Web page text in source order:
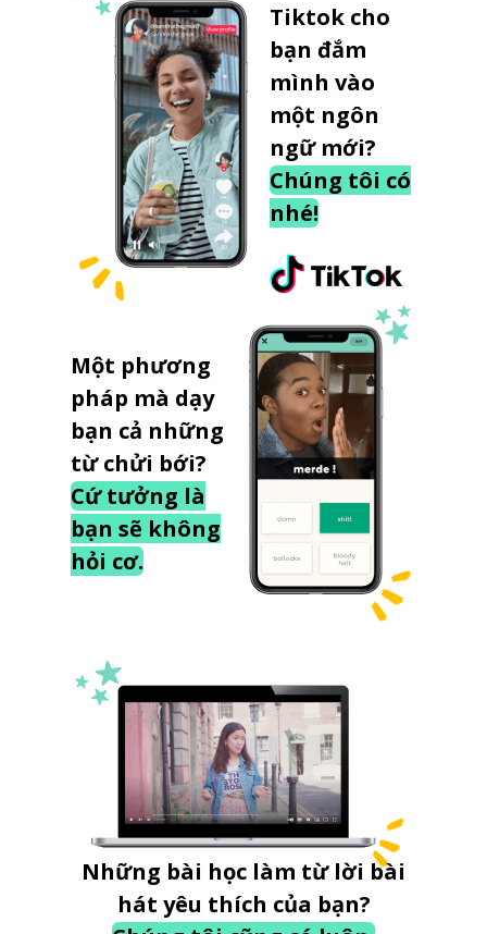
Tiktok cho
bạn đắm
mình vào
một ngôn
ngữ mới?
Chúng tôi có
nhé!
Một phương
pháp mà dạy
bạn cả những
từ chửi bới?
Cứ tưởng là
bạn sẽ không
hỏi cơ.
Những bài học làm từ lời bài
hát yêu thích của bạn?